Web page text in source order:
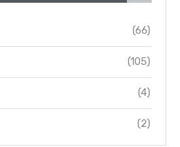
(66)
(105)
(4)
(2)